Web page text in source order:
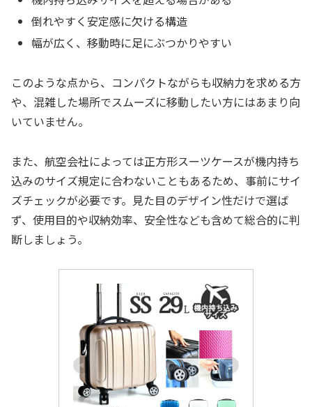
倒れやすく安定感に欠ける構造
幅が広く、移動時に足にぶつかりやすい
このような点から、コンパクトながらも収納力を求める方
や、混雑した場所でスムーズに移動したい方にはあまり向
いていません。
また、航空会社によっては正方形スーツケースが機内持ち
込みのサイズ規定に合わないこともあるため、事前にサイ
ズチェックが必要です。見た目のデザイン性だけで選ば
ず、使用目的や収納効率、安全性なども含めて総合的に判
断しましょう。